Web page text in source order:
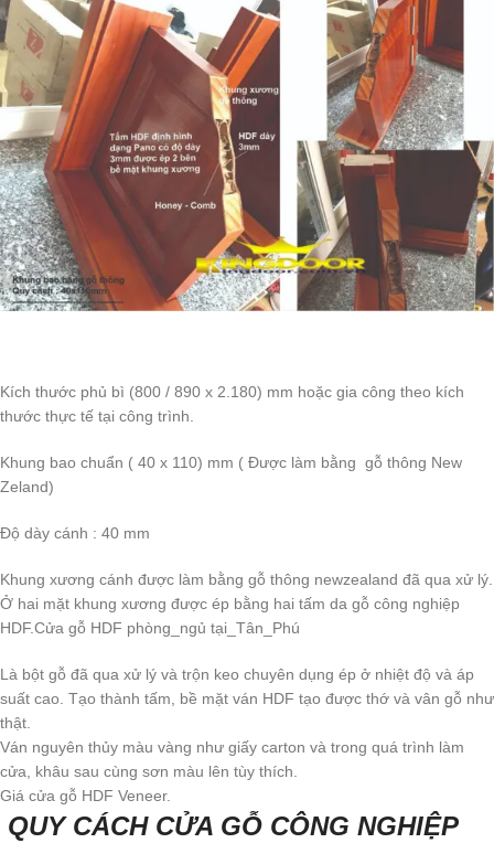
Kích thước phủ bì (800 / 890 x 2.180) mm hoặc gia công theo kích
thước thực tế tại công trình.
Khung bao chuẩn ( 40 x 110) mm ( Được làm bằng gỗ thông New
Zeland)
Độ dày cánh : 40 mm
Khung xương cánh được làm bằng gỗ thông newzealand đã qua xử lý.
Ở hai mặt khung xương được ép bằng hai tấm da gỗ công nghiệp
HDF.Cửa gỗ HDF phòng_ngủ tại_Tân_Phú
Là bột gỗ đã qua xử lý và trộn keo chuyên dụng ép ở nhiệt độ và áp
suất cao. Tạo thành tấm, bề mặt ván HDF tạo được thớ và vân gỗ như
thật.
Ván nguyên thủy màu vàng như giấy carton và trong quá trình làm
cửa, khâu sau cùng sơn màu lên tùy thích.
Giá cửa gỗ HDF Veneer.
QUY CÁCH CỬA GỖ CÔNG NGHIỆP